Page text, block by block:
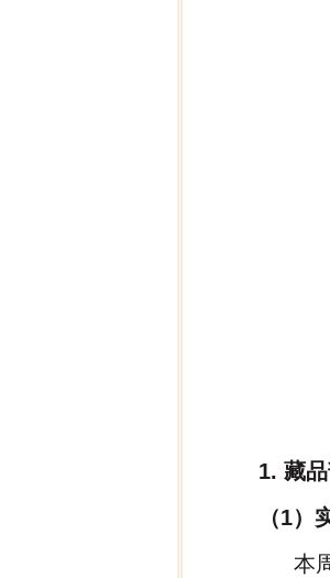
1. 藏
（1）
本